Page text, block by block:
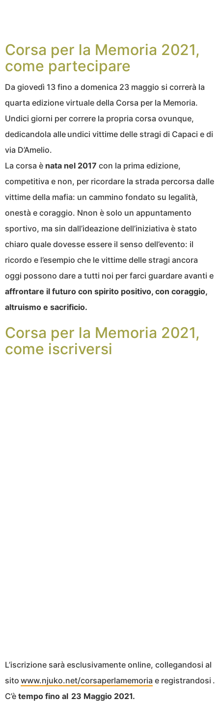
Corsa per la Memoria 2021,
come partecipare
Da giovedì 13 fino a domenica 23 maggio si correrà la
quarta edizione virtuale della Corsa per la Memoria.
Undici giorni per correre la propria corsa ovunque,
dedicandola alle undici vittime delle stragi di Capaci e di
via D’Amelio.
La corsa è nata nel 2017 con la prima edizione,
competitiva e non, per ricordare la strada percorsa dalle
vittime della mafia: un cammino fondato su legalità,
onestà e coraggio. Nnon è solo un appuntamento
sportivo, ma sin dall’ideazione dell’iniziativa è stato
chiaro quale dovesse essere il senso dell’evento: il
ricordo e l’esempio che le vittime delle stragi ancora
oggi possono dare a tutti noi per farci guardare avanti e
affrontare il futuro con spirito positivo, con coraggio,
altruismo e sacrificio.
Corsa per la Memoria 2021,
come iscriversi
L’iscrizione sarà esclusivamente online, collegandosi al
sito www.njuko.net/corsaperlamemoria e registrandosi .
C’è tempo fino al 23 Maggio 2021.